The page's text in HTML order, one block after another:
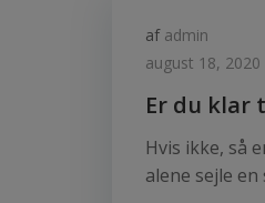
af admin
august 18, 2020
Er du klar
Hvis ikke, så
alene sejle